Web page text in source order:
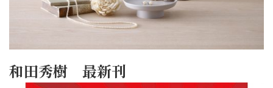
和田秀樹 最新刊